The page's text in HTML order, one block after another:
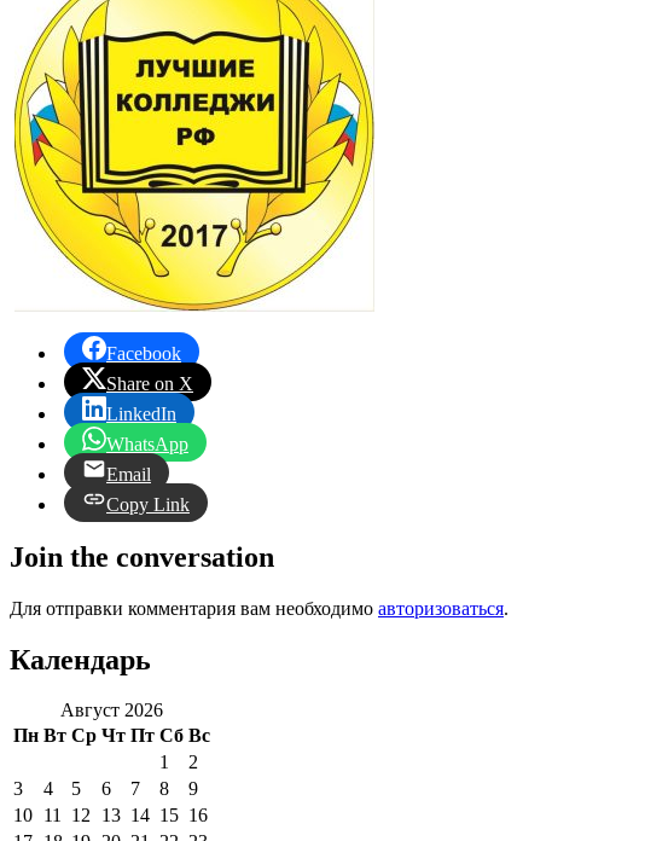
Facebook
Share on X
LinkedIn
WhatsApp
Email
Copy Link
Join the conversation
Для отправки комментария вам необходимо авторизоваться.
Календарь
Август 2026
Пн Вт Ср Чт Пт Сб Вс
1
2
3
4 5 6 7 8
9
10 11 12 13 14 15 16